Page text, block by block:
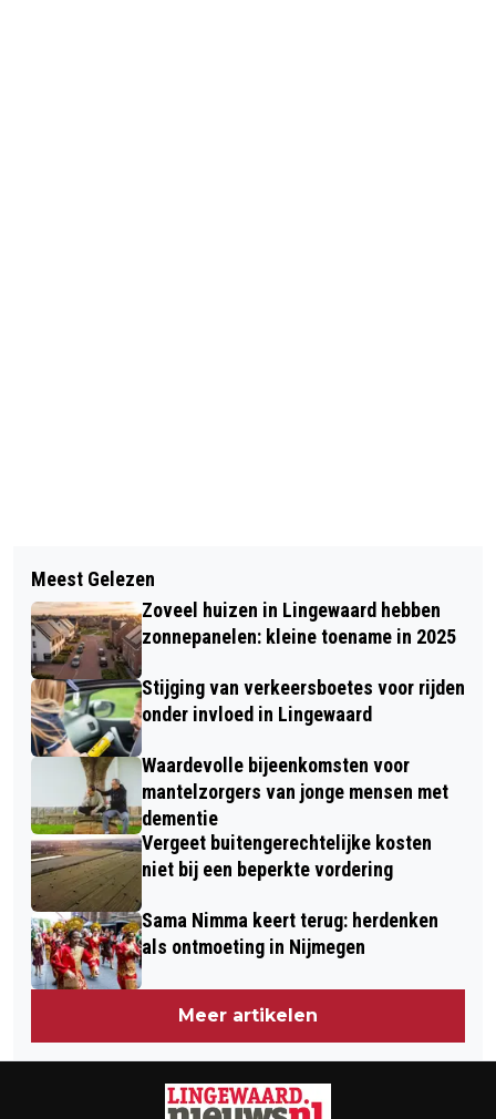
VOOR HET EERST
REGENBOOGSTEMBUSAKKOORD IN
LINGEWAARD
AGENDATIP: KASTEELFAIR
DOORNENBURG OP 2 EN 3 MEI
Meest Gelezen
Zoveel huizen in Lingewaard hebben
zonnepanelen: kleine toename in 2025
Stijging van verkeersboetes voor rijden
onder invloed in Lingewaard
Waardevolle bijeenkomsten voor
mantelzorgers van jonge mensen met
dementie
Vergeet buitengerechtelijke kosten
niet bij een beperkte vordering
Sama Nimma keert terug: herdenken
als ontmoeting in Nijmegen
Meer artikelen